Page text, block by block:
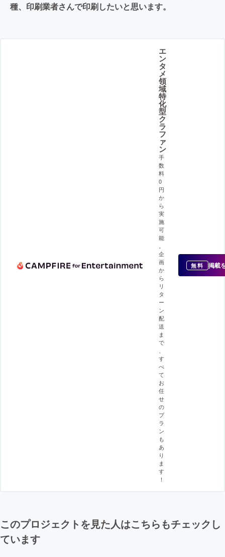
種、印刷業者さんで印刷したいと思います。
エ
ン
タ
メ
領
域
特
化
型
ク
ラ
フ
ァ
ン
手
数
料
0
円
か
ら
実
施
可
能
。
企
画
か
ら
リ
タ
ー
ン
配
送
ま
で
、
す
べ
て
お
任
せ
の
プ
ラ
ン
も
あ
り
ま
す
！
無料 掲載
このプロジェクトを見た人はこちらもチェックし
ています